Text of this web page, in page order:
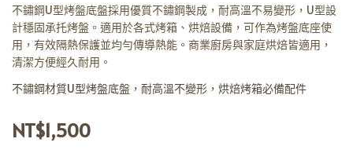
不鏽鋼U型烤盤底盤採用優質不鏽鋼製成，耐高溫不易變形，U型設
計穩固承托烤盤。適用於各式烤箱、烘焙設備，可作為烤盤底座使
用，有效隔熱保護並均勻傳導熱能。商業廚房與家庭烘焙皆適用，
清潔方便經久耐用。
不鏽鋼材質U型烤盤底盤，耐高溫不變形，烘焙烤箱必備配件
NT$1,500